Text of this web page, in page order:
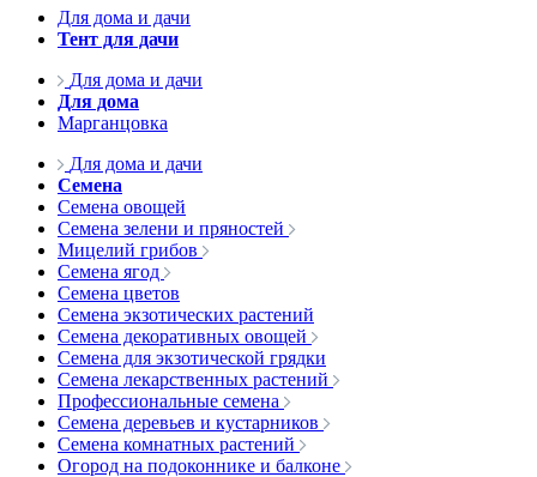
Для дома и дачи
Тент для дачи
Для дома и дачи
Для дома
Марганцовка
Для дома и дачи
Семена
Семена овощей
Семена зелени и пряностей
Мицелий грибов
Семена ягод
Семена цветов
Семена экзотических растений
Семена декоративных овощей
Семена для экзотической грядки
Семена лекарственных растений
Профессиональные семена
Семена деревьев и кустарников
Семена комнатных растений
Огород на подоконнике и балконе